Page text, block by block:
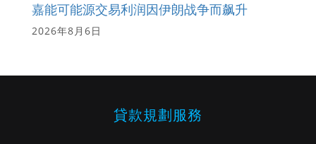
嘉能可能源交易利润因伊朗战争而飙升
2026年8月6日
貸款規劃服務